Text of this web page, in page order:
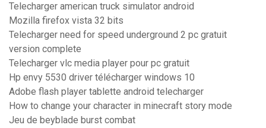
Telecharger american truck simulator android
Mozilla firefox vista 32 bits
Telecharger need for speed underground 2 pc gratuit
version complete
Telecharger vlc media player pour pc gratuit
Hp envy 5530 driver télécharger windows 10
Adobe flash player tablette android telecharger
How to change your character in minecraft story mode
Jeu de beyblade burst combat